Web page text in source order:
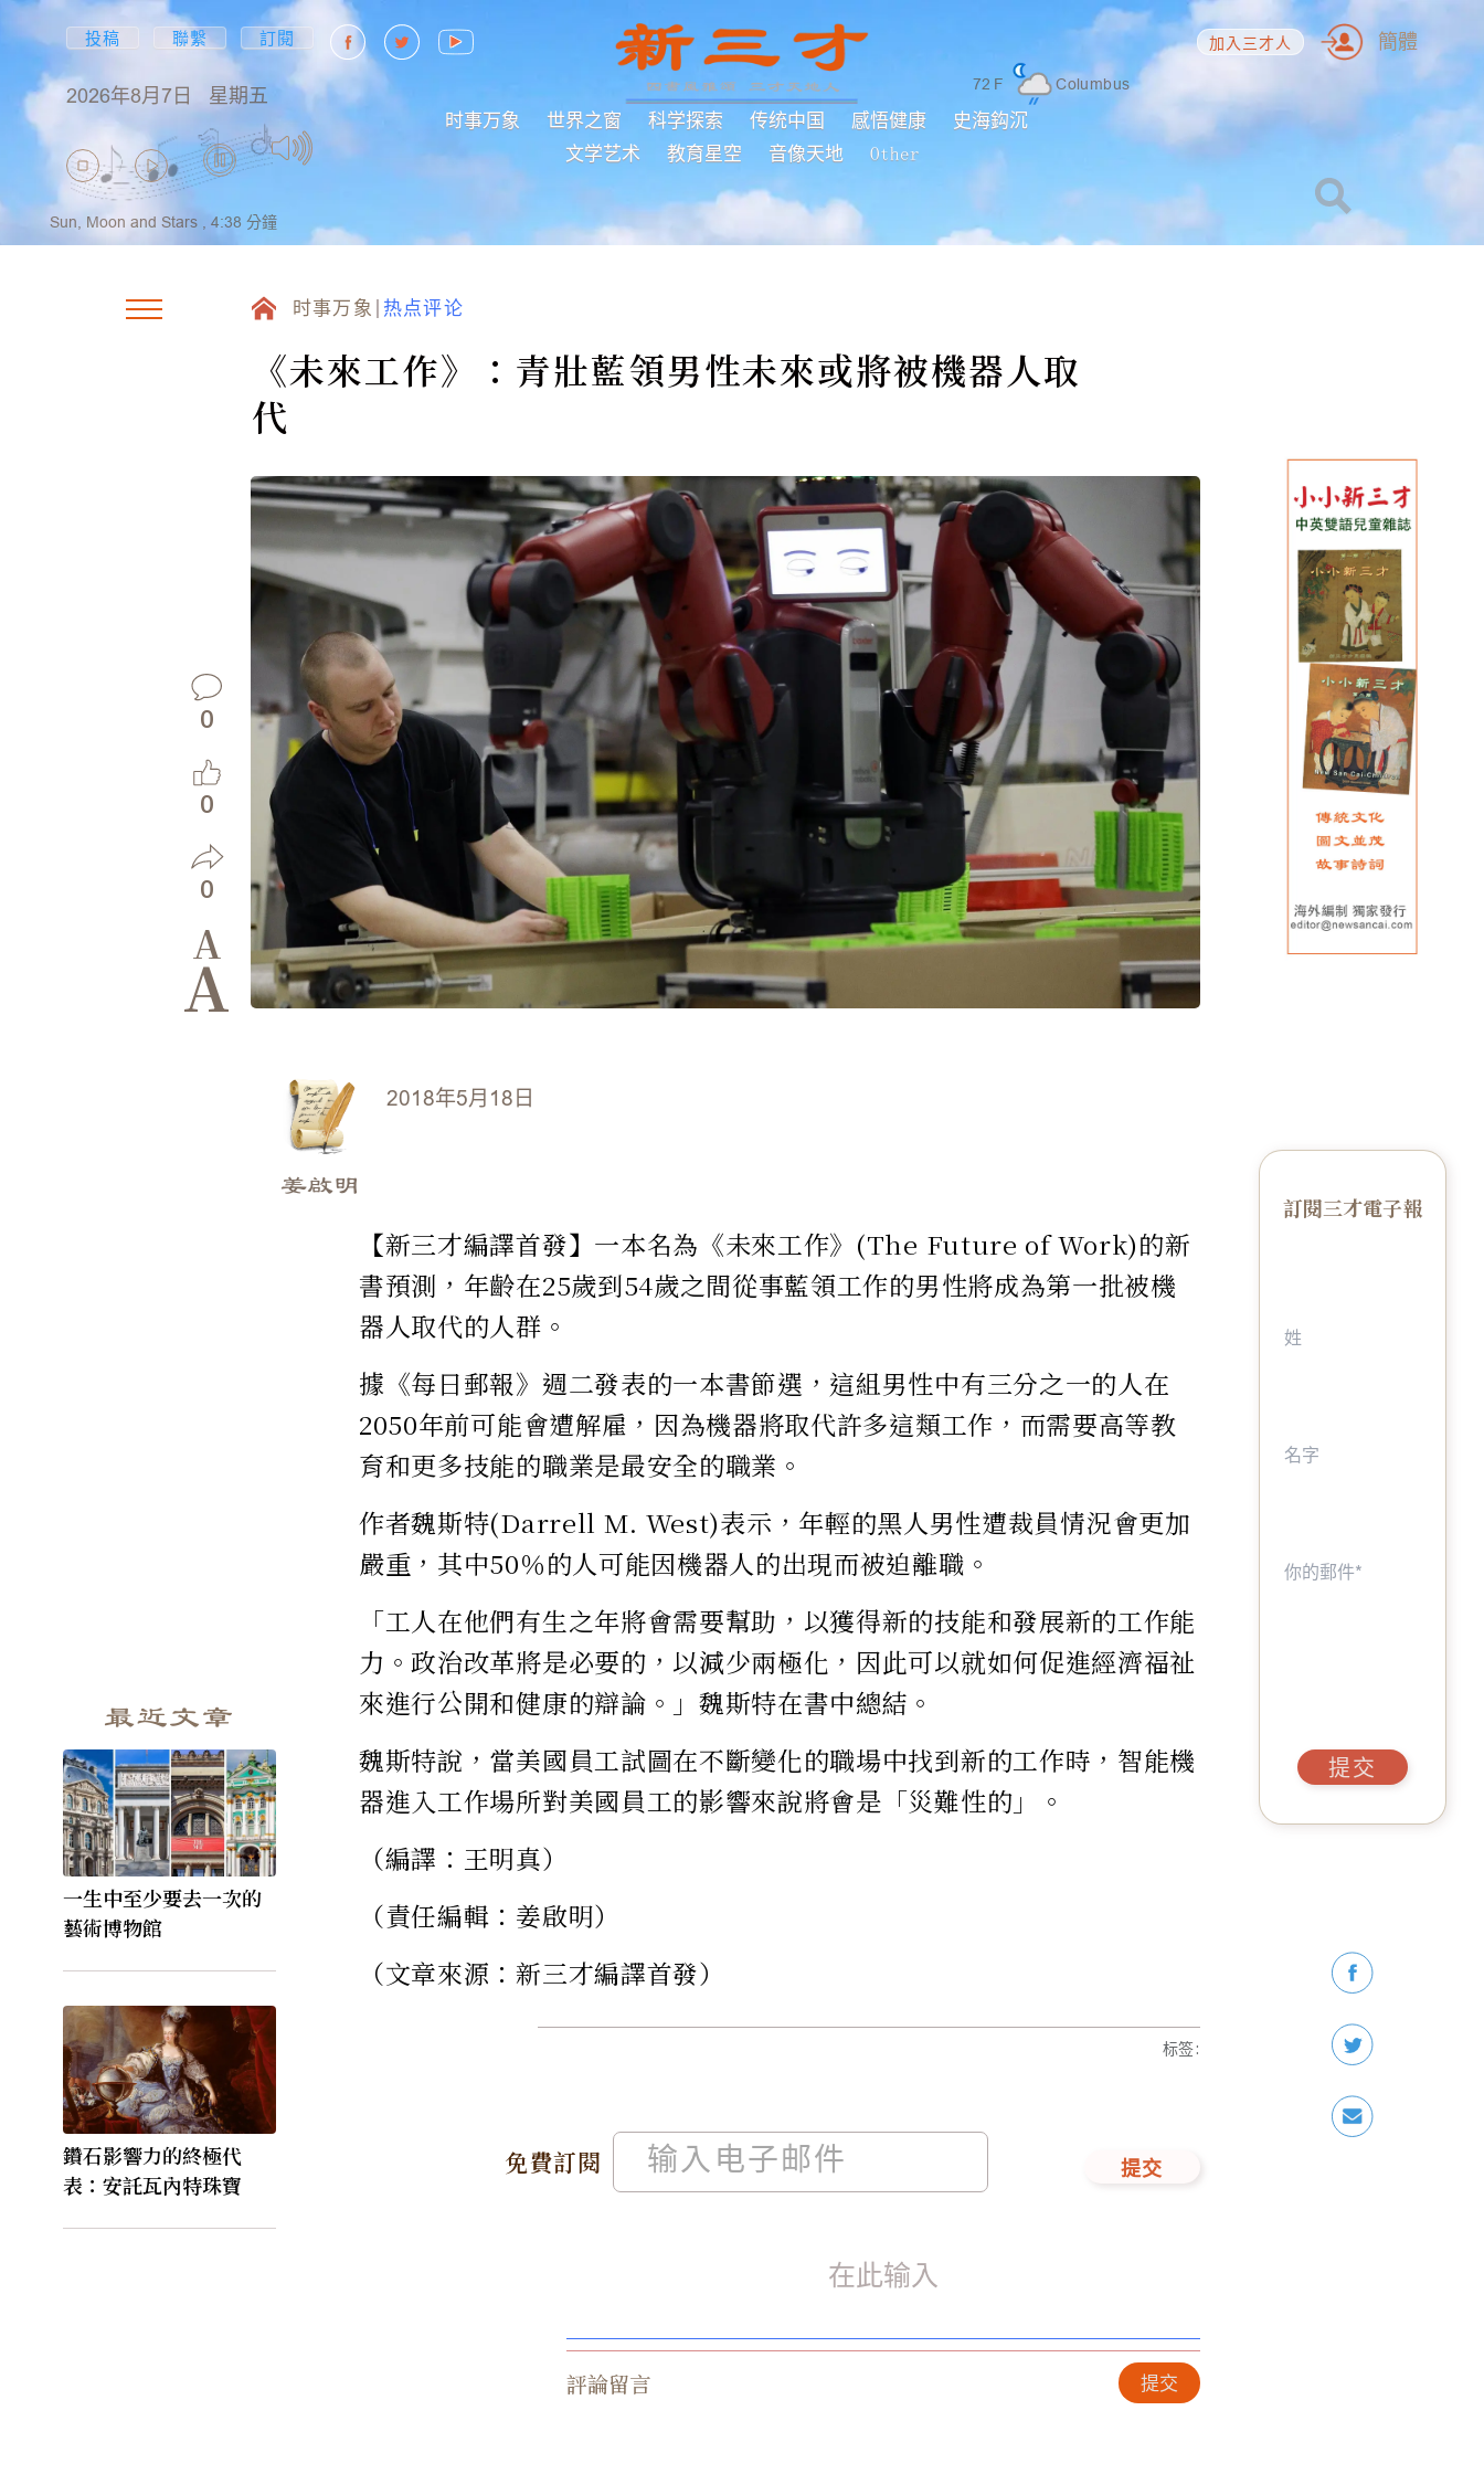
投稿 聯繫 訂閱
2026年8月7日 星期五 72 F Columbus
时事万象 世界之窗 科学探索 传统中国 感悟健康
史海鈎沉
文学艺术
教育星空 音像天地 Other
加入三才人 簡體
Sun, Moon and Stars , 4:38 分鐘
时事万象 热点评论
《未來工作》：青壯藍領男性未來或將被機器人取
代
0
0
0
A
A
最近文章
一生中至少要去一次的
藝術博物館
鑽石影響力的終極代
表：安託瓦內特珠寶
2018年5月18日
姜啟明
【新三才編譯首發】一本名為《未來工作》(The Future of Work)的新
書預測，年齡在25歲到54歲之間從事藍領工作的男性將成為第一批被機
器人取代的人群。
據《每日郵報》週二發表的一本書節選，這組男性中有三分之一的人在
2050年前可能會遭解雇，因為機器將取代許多這類工作，而需要高等教
育和更多技能的職業是最安全的職業。
作者魏斯特(Darrell M. West)表示，年輕的黑人男性遭裁員情況會更加
嚴重，其中50％的人可能因機器人的出現而被迫離職。
「工人在他們有生之年將會需要幫助，以獲得新的技能和發展新的工作能
力。政治改革將是必要的，以減少兩極化，因此可以就如何促進經濟福祉
來進行公開和健康的辯論。」魏斯特在書中總結。
魏斯特說，當美國員工試圖在不斷變化的職場中找到新的工作時，智能機
器進入工作場所對美國員工的影響來說將會是「災難性的」。
（編譯：王明真）
（責任編輯：姜啟明）
（文章來源：新三才編譯首發）
免費訂閱 提交
标签:
評論留言 提交
訂閱三才電子報
提交